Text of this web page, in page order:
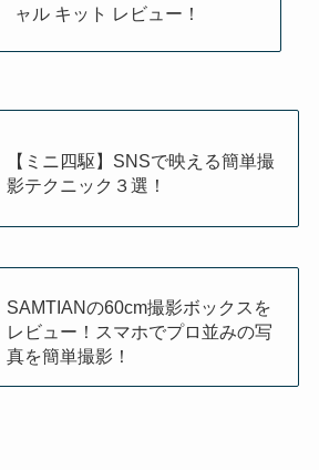
ャル キット レビュー！
【ミニ四駆】SNSで映える簡単撮
影テクニック３選！
SAMTIANの60cm撮影ボックスを
レビュー！スマホでプロ並みの写
真を簡単撮影！